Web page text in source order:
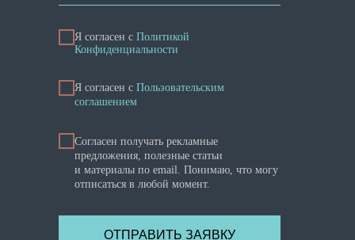
Я согласен с Политикой
Конфиденциальности
Я cогласен с Пользовательским
соглашением
Согласен получать рекламные
предложения, полезные статьи
и материалы по email. Понимаю, что могу
отписаться в любой момент.
ОТПРАВИТЬ ЗАЯВКУ